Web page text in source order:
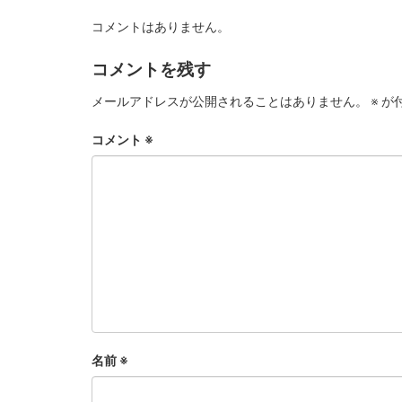
コメントはありません。
コメントを残す
メールアドレスが公開されることはありません。 ※ が
コメント ※
名前 ※